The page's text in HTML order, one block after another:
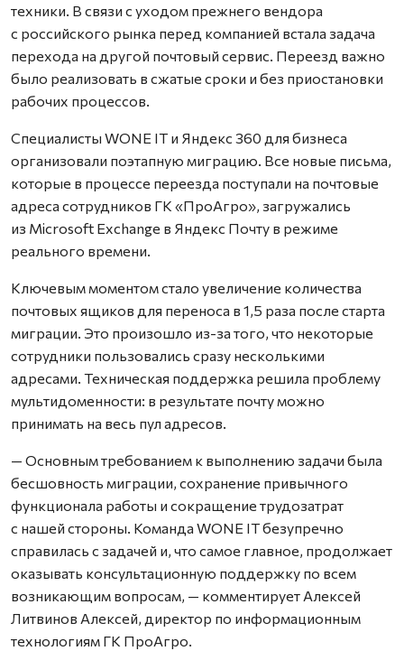
техники. В связи с уходом прежнего вендора
с российского рынка перед компанией встала задача
перехода на другой почтовый сервис. Переезд важно
было реализовать в сжатые сроки и без приостановки
рабочих процессов.
Специалисты WONE IT и Яндекс 360 для бизнеса
организовали поэтапную миграцию. Все новые письма,
которые в процессе переезда поступали на почтовые
адреса сотрудников ГК «ПроАгро», загружались
из Microsoft Exchange в Яндекс Почту в режиме
реального времени.
Ключевым моментом стало увеличение количества
почтовых ящиков для переноса в 1,5 раза после старта
миграции. Это произошло из-за того, что некоторые
сотрудники пользовались сразу несколькими
адресами. Техническая поддержка решила проблему
мультидоменности: в результате почту можно
принимать на весь пул адресов.
— Основным требованием к выполнению задачи была
бесшовность миграции, сохранение привычного
функционала работы и сокращение трудозатрат
с нашей стороны. Команда WONE IT безупречно
справилась с задачей и, что самое главное, продолжает
оказывать консультационную поддержку по всем
возникающим вопросам, — комментирует Алексей
Литвинов Алексей, директор по информационным
технологиям ГК ПроАгро.